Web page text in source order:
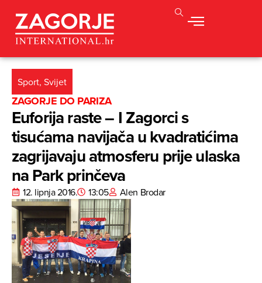
Sport, Svijet
ZAGORJE DO PARIZA
Euforija raste – I Zagorci s
tisućama navijača u kvadratićima
zagrijavaju atmosferu prije ulaska
na Park prinčeva
12. lipnja 2016. 13:05 Alen Brodar